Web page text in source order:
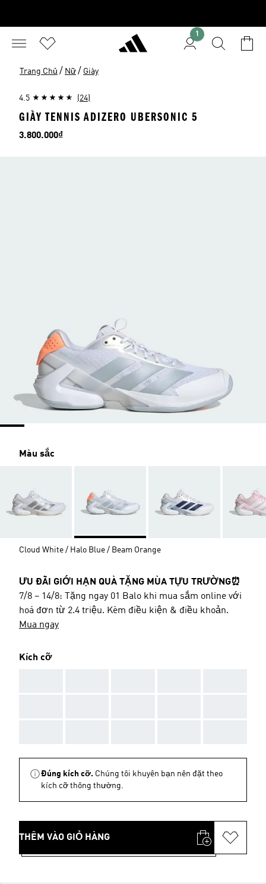
1
Trang Chủ / Nữ / Giày
4.5 (24)
GIÀY TENNIS ADIZERO UBERSONIC 5
Giá
3.800.000₫
Màu sắc
Cloud White / Halo Blue / Beam Orange
ƯU ĐÃI GIỚI HẠN QUÀ TẶNG MÙA TỰU TRƯỜNG⏰
7/8 – 14/8: Tặng ngay 01 Balo khi mua sắm online với
hoá đơn từ 2.4 triệu. Kèm điều kiện & điều khoản.
Mua ngay
Kích cỡ
Đúng kích cỡ. Chúng tôi khuyên bạn nên đặt theo
kích cỡ thông thường.
THÊM VÀO GIỎ HÀNG